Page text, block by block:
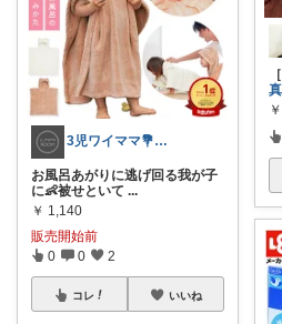
3児ワイママ💐バタバタでも回る暮らし✨
お風呂あがりに逃げ回る我が子
に👶被せといて ...
￥ 1,140
販売開始前
0 0 2
コレ いいね
真
￥